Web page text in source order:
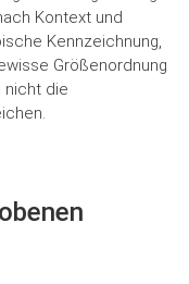
Kontext und
Kennzeichnung,
Größenordnung
nicht die